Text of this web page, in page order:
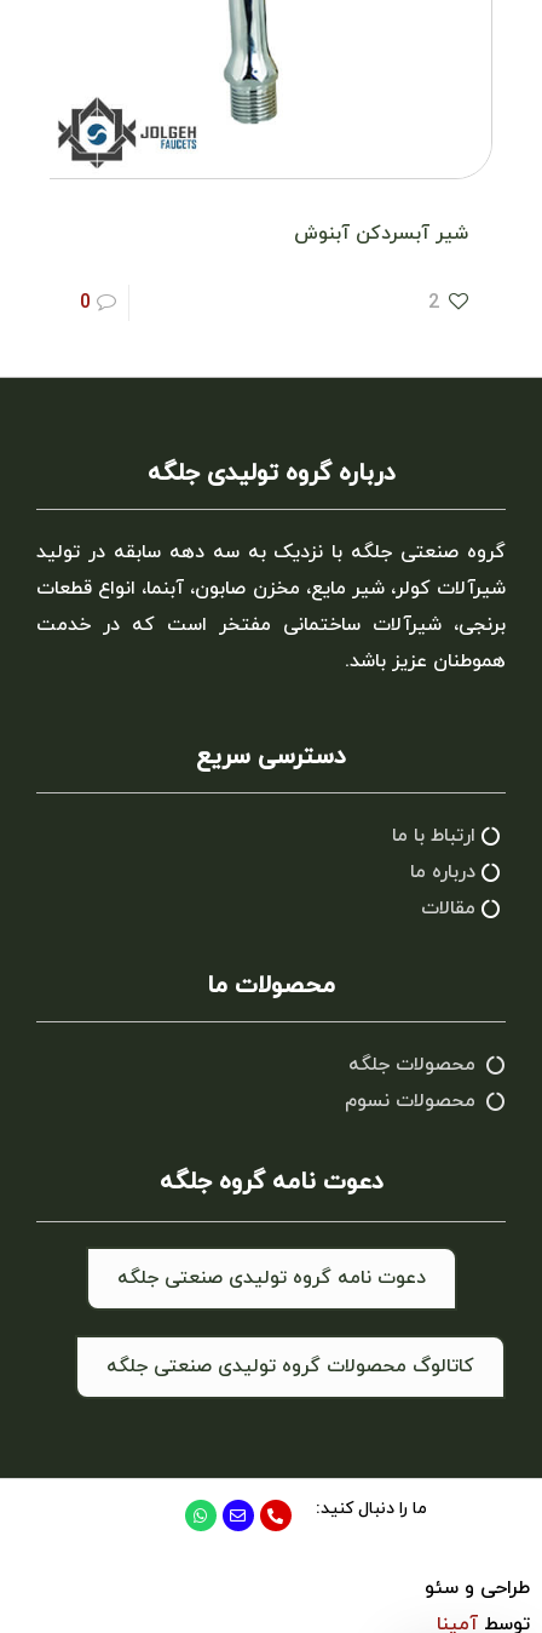
شیر آبسردکن آبنوش
2
0
درباره گروه تولیدی جلگه
گروه صنعتی جلگه با نزدیک به سه دهه سابقه در تولید
شیرآلات کولر، شیر مایع، مخزن صابون، آبنما، انواع قطعات
برنجی، شیرآلات ساختمانی مفتخر است که در خدمت
هموطنان عزیز باشد.
دسترسی سریع
ارتباط با ما
درباره ما
مقالات
محصولات ما
محصولات جلگه
محصولات نسوم
دعوت نامه گروه جلگه
دعوت نامه گروه تولیدی صنعتی جلگه
کاتالوگ محصولات گروه تولیدی صنعتی جلگه
ما را دنبال کنید:
طراحی و سئو
توسط آمینا